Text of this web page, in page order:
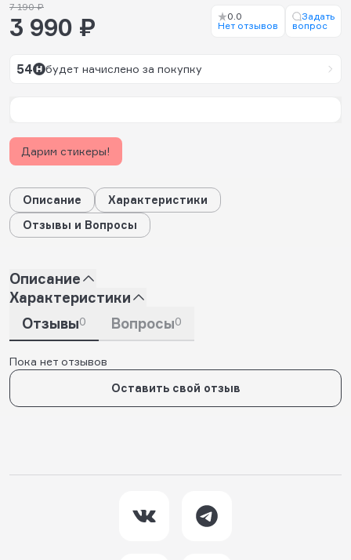
7 190 ₽
3 990 ₽
0.0
Нет отзывов
Задать
вопрос
54 будет начислено за покупку
Дарим стикеры!
Описание
Характеристики
Отзывы и Вопросы
Описание
Характеристики
Отзывы0 Вопросы0
Пока нет отзывов
Оставить свой отзыв